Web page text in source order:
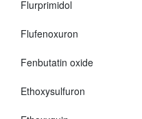
Flurprimidol
Flufenoxuron
Fenbutatin oxide
Ethoxysulfuron